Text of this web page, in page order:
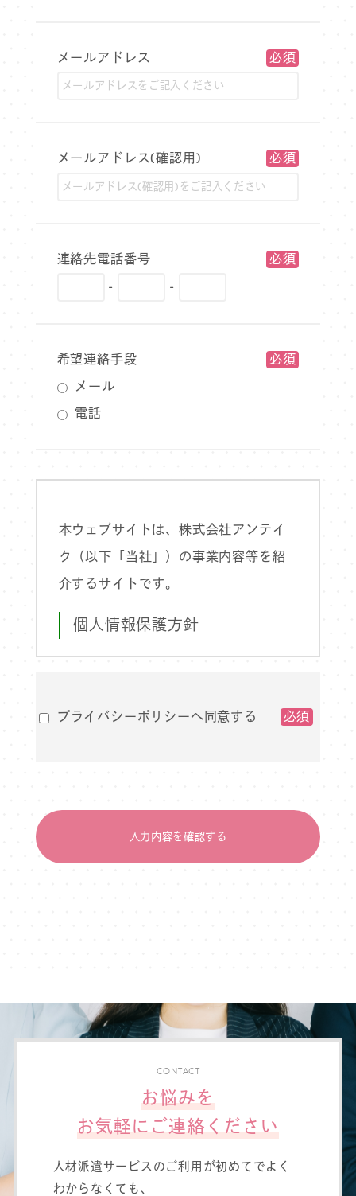
メールアドレス
メールアドレス(確認用)
連絡先電話番号
-
-
希望連絡手段
メール
電話
本ウェブサイトは、株式会社アンテイ
ク（以下「当社」）の事業内容等を紹
介するサイトです。
個人情報保護方針
築し、全従業員に個人情報保護の重要
個人情報の管理
員教育の徹底等の必要な措置を講じ、
安全対策を実施し個人情報の厳重な管
理を行ないます。
個人情報の利用目的
本ウェブサイトでは、お客様からのお
問い合わせ時に、お名前、e-mailアドレ
プライバシーポリシーへ同意する
入力内容を確認する
CONTACT
お悩みを
お気軽にご連絡ください
⼈材派遣サービスのご利⽤が初めてでよく
わからなくても、